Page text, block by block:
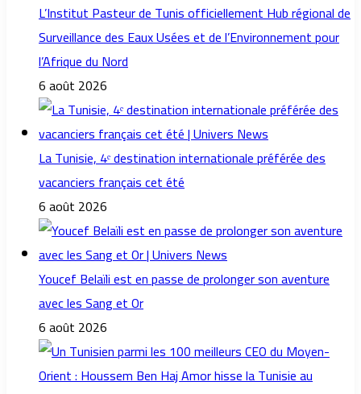
L’Institut Pasteur de Tunis officiellement Hub régional de
Surveillance des Eaux Usées et de l’Environnement pour
l’Afrique du Nord
6 août 2026
La Tunisie, 4ᵉ destination internationale préférée des
vacanciers français cet été
6 août 2026
Youcef Belaïli est en passe de prolonger son aventure
avec les Sang et Or
6 août 2026